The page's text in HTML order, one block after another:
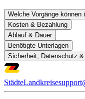
Welche Vorgänge können
Kosten & Bezahlung
Ablauf & Dauer
Benötigte Unterlagen
Sicherheit, Datenschutz
StädteLandkreise